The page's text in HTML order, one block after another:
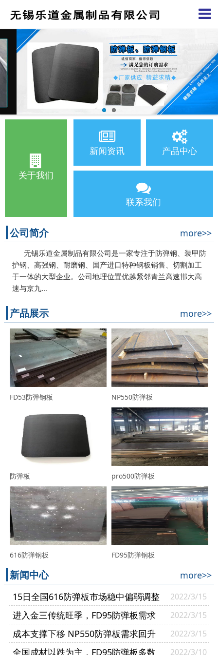
关于我们
新闻资讯 产品中心
联系我们
公司简介 more>>
无锡乐道金属制品有限公司是一家专注于防弹钢、装甲防
护钢、高强钢、耐磨钢、国产进口特种钢板销售、切割加工
于一体的大型企业。公司地理位置优越紧邻青兰高速邯大高
速与京九…
产品展示 more>>
FD53防弹钢板 NP550防弹板
防弹板 pro500防弹板
616防弹钢板 FD95防弹钢板
新闻中心
more>>
15日全国616防弹板市场稳中偏弱调整
2022/3/15
进入金三传统旺季，FD95防弹板需求
逐渐复苏
2022/3/15
成本支撑下移 NP550防弹板需求回升
幅度有限
2022/3/15
全国成材以跌为主，FD95防弹板多数 2022/3/10